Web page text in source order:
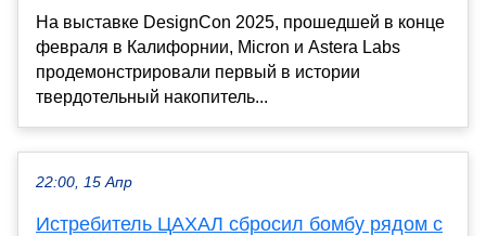
На выставке DesignCon 2025, прошедшей в конце
февраля в Калифорнии, Micron и Astera Labs
продемонстрировали первый в истории
твердотельный накопитель...
22:00, 15 Апр
Истребитель ЦАХАЛ сбросил бомбу рядом с